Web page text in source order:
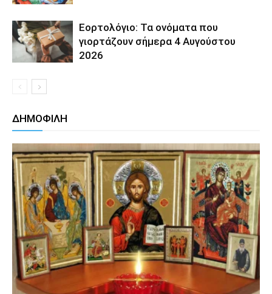
Εορτολόγιο: Τα ονόματα που
γιορτάζουν σήμερα 4 Αυγούστου
2026
ΔΗΜΟΦΙΛΗ